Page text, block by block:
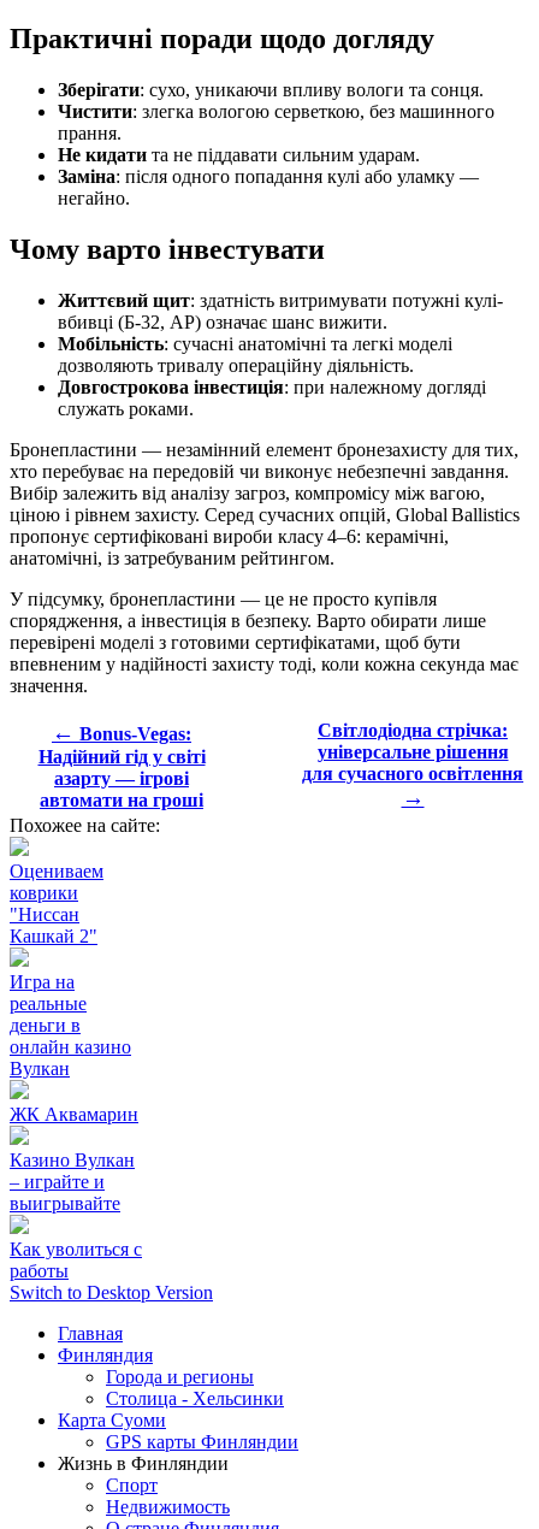
Практичні поради щодо догляду
Зберігати: сухо, уникаючи впливу вологи та сонця.
Чистити: злегка вологою серветкою, без машинного
прання.
Не кидати та не піддавати сильним ударам.
Заміна: після одного попадання кулі або уламку —
негайно.
Чому варто інвестувати
Життєвий щит: здатність витримувати потужні кулі-
вбивці (Б‑32, AP) означає шанс вижити.
Мобільність: сучасні анатомічні та легкі моделі
дозволяють тривалу операційну діяльність.
Довгострокова інвестиція: при належному догляді
служать роками.
Бронепластини — незамінний елемент бронезахисту для тих,
хто перебуває на передовій чи виконує небезпечні завдання.
Вибір залежить від аналізу загроз, компромісу між вагою,
ціною і рівнем захисту. Серед сучасних опцій, Global Ballistics
пропонує сертифіковані вироби класу 4–6: керамічні,
анатомічні, із затребуваним рейтингом.
У підсумку, бронепластини — це не просто купівля
спорядження, а інвестиція в безпеку. Варто обирати лише
перевірені моделі з готовими сертифікатами, щоб бути
впевненим у надійності захисту тоді, коли кожна секунда має
значення.
← Bonus-Vegas:
Надійний гід у світі
азарту — ігрові
автомати на гроші
Світлодіодна стрічка:
універсальне рішення
для сучасного освітлення
→
Похожее на сайте:
Оцениваем
коврики
"Ниссан
Кашкай 2"
Игра на
реальные
деньги в
онлайн казино
Вулкан
ЖК Аквамарин
Казино Вулкан
– играйте и
выигрывайте
Как уволиться с
работы
Switch to Desktop Version
Главная
Финляндия
Города и регионы
Столица - Хельсинки
Карта Суоми
GPS карты Финляндии
Жизнь в Финляндии
Спорт
Недвижимость